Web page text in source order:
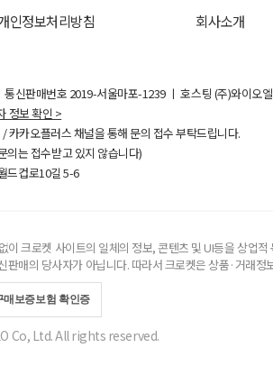
인정보처리방침 회사소개
통신판매번호 2019-서울마포-1239 ㅣ 호스팅 (주)와이오
정보 확인 >
카카오플러스 채널을 통해 문의 접수 부탁드립니다.
의는 접수받고 있지 않습니다)
드컵로10길5-6
이 크로켓 사이트의 일체의 정보, 콘텐츠 및 UI등을 상업
판매의 당사자가 아닙니다. 따라서 크로켓은 상품·거래정
매보증보험 확인증
Co, Ltd. All rights reserved.